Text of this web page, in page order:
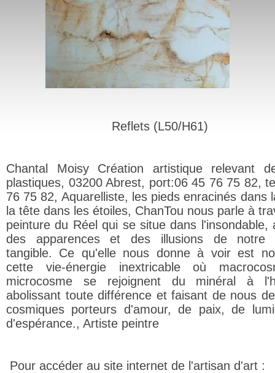
Reflets (L50/H61)
Chantal Moisy Création artistique relevant
plastiques, 03200 Abrest, port:06 45 76 75 82,
76 75 82, Aquarelliste, les pieds enracinés dans
la tête dans les étoiles, ChanTou nous parle à
peinture du Réel qui se situe dans l'insondable,
des apparences et des illusions de notre
tangible. Ce qu'elle nous donne à voir est
cette vie-énergie inextricable où
microcosme se rejoignent du minéral à
abolissant toute différence et faisant de nous
cosmiques porteurs d'amour, de paix, de
d'espérance., Artiste peintre
Pour accéder au site internet de l'artisan d'art :